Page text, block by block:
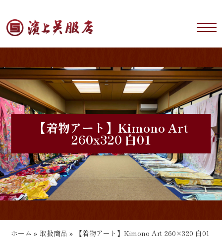
【着物アート】Kimono Art
260x320 白01
ホーム »取扱商品 » 【着物アート】Kimono Art 260×320 白01